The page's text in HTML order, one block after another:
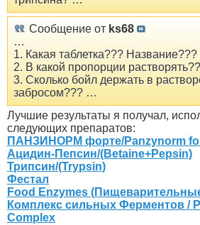
Сообщение от ks68
…
1. Какая таблетка???
2. В какой пропорции
3. Сколько бойл держать в
забросом??? …
Лучшие результаты я получал,
следующих препаратов:
ПАНЗИНОРМ форте/Panzynorm
Ацидин-Пепсин/(Betaine+Pepsin)
Трипсин/(Trypsin)
Фестал
Food Enzymes
Комплекс сильных Ферментов /
Complex